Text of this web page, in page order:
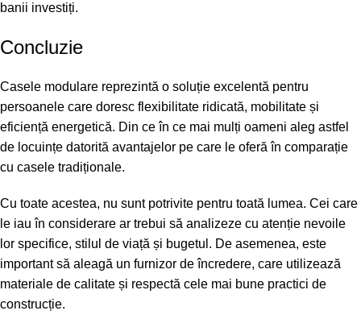
banii investiți.
Concluzie
Casele modulare reprezintă o soluție excelentă pentru
persoanele care doresc flexibilitate ridicată, mobilitate și
eficiență energetică. Din ce în ce mai mulți oameni aleg astfel
de locuințe datorită avantajelor pe care le oferă în comparație
cu casele tradiționale.
Cu toate acestea, nu sunt potrivite pentru toată lumea. Cei care
le iau în considerare ar trebui să analizeze cu atenție nevoile
lor specifice, stilul de viață și bugetul. De asemenea, este
important să aleagă un furnizor de încredere, care utilizează
materiale de calitate și respectă cele mai bune practici de
construcție.